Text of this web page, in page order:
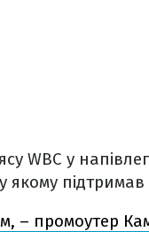
WBC у
підтримав
– промоутер